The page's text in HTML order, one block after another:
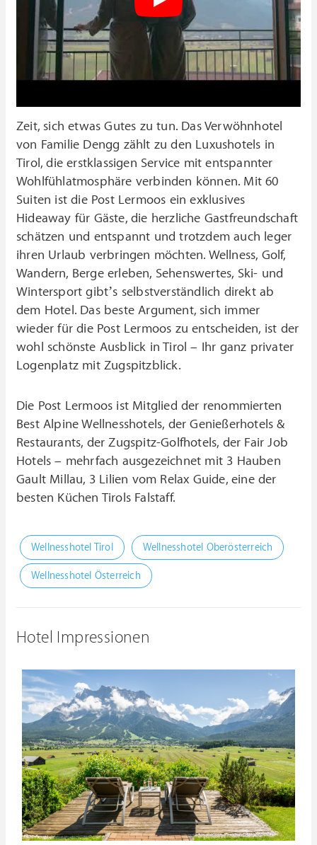
Zeit, sich etwas Gutes zu tun. Das Verwöhnhotel
von Familie Dengg zählt zu den Luxushotels in
Tirol, die erstklassigen Service mit entspannter
Wohlfühlatmosphäre verbinden können. Mit 60
Suiten ist die Post Lermoos ein exklusives
Hideaway für Gäste, die herzliche Gastfreundschaft
schätzen und entspannt und trotzdem auch leger
ihren Urlaub verbringen möchten. Wellness, Golf,
Wandern, Berge erleben, Sehenswertes, Ski- und
Wintersport gibt’s selbstverständlich direkt ab
dem Hotel. Das beste Argument, sich immer
wieder für die Post Lermoos zu entscheiden, ist der
wohl schönste Ausblick in Tirol – Ihr ganz privater
Logenplatz mit Zugspitzblick.
Die Post Lermoos ist Mitglied der renommierten
Best Alpine Wellnesshotels, der Genießerhotels &
Restaurants, der Zugspitz-Golfhotels, der Fair Job
Hotels – mehrfach ausgezeichnet mit 3 Hauben
Gault Millau, 3 Lilien vom Relax Guide, eine der
besten Küchen Tirols Falstaff.
Wellnesshotel Tirol Wellnesshotel Oberösterreich
Wellnesshotel Österreich
Hotel Impressionen